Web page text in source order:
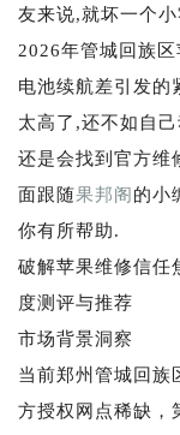
友来说,就坏一个
2026年管城回族
电池续航差引发的
太高了,还不如自
还是会找到官方维
面跟随果邦阁的小
你有所帮助.
破解苹果维修信任
度测评与推荐
市场背景洞察
当前郑州管城回族
方授权网点稀缺，